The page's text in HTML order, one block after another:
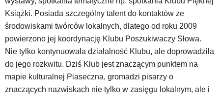
Książki. Posiada szczególny talent do kontaktów ze
środowiskami twórców lokalnych, dlatego od roku 2009
powierzono jej koordynację Klubu Poszukiwaczy Słowa.
Nie tylko kontynuowała działalność Klubu, ale doprowadziła
do jego rozkwitu. Dziś Klub jest znaczącym punktem na
mapie kulturalnej Piaseczna, gromadzi pisarzy o
znaczących nazwiskach nie tylko w zasięgu lokalnym, ale i